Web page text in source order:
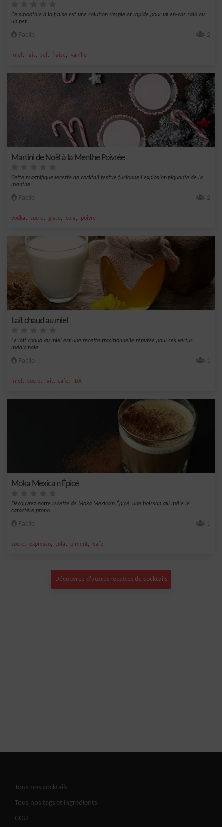
Ce smoothie à la fraise est une solution simple et rapide pour un en-cas sain ou
un pet...
Facile 2
miel , lait, sel , fraise, vanille
Martini de Noël à la Menthe Poivrée
Cette magnifique recette de cocktail festive fusionne l'explosion piquante de la
menthe...
Facile 2
vodka, sucre, glace, cola, poivre
Lait chaud au miel
Le lait chaud au miel est une recette traditionnelle réputée pour ses vertus
médicinale...
Facile 1
miel , sucre, lait, café, IBA
Moka Mexicain Épicé
Découvrez notre recette de Moka Mexicain Épicé, une boisson qui mêle le
caractère prono...
Facile 1
sucre, expresso, cola, piment, café
Découvrez d'autres recettes de cocktails
Tous nos cocktails
Tous nos tags et ingrédients
CGU